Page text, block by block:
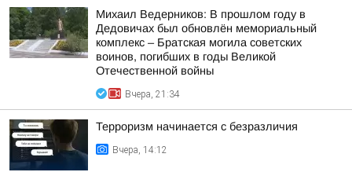
Михаил Ведерников: В прошлом году в
Дедовичах был обновлён мемориальный
комплекс – Братская могила советских
воинов, погибших в годы Великой
Отечественной войны
Вчера, 21:34
Терроризм начинается с безразличия
Вчера, 14:12